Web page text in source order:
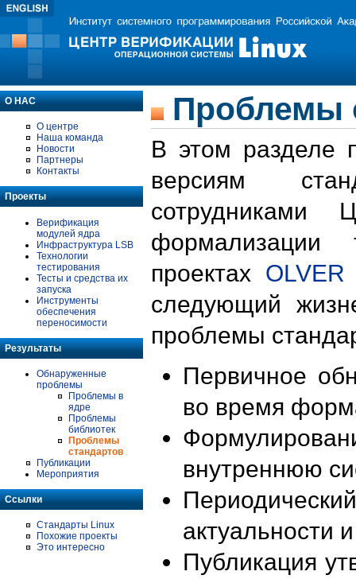
О НАС
О центре
Наша команда
Новости
Партнеры
Контакты
Проекты
Верификация
модулей ядра
Инфраструктура LSB
Технологии
тестирования
Тесты и средства их
запуска
Инструменты
обеспечения
переносимости
Результаты
Обнаруженные
проблемы
Проблемы в
ядре
Проблемы
библиотек
Проблемы
стандартов
Публикации
Мероприятия
Ссылки
Стандарты Linux
Похожие проекты
Это интересно
Проблемы
В этом разделе
версиям
формализации
проектах OLVER
следующий
проблемы
Первичное
во время
внутреннюю
актуальности
Публикация